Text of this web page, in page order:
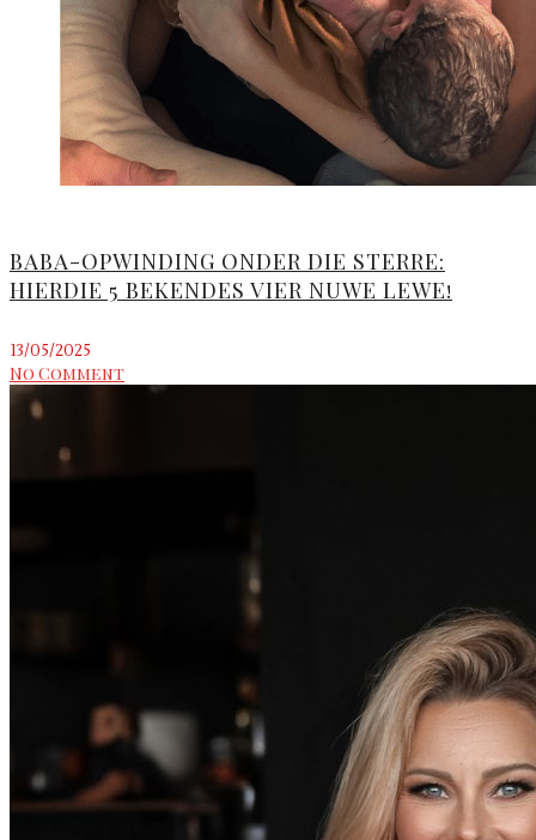
BABA-OPWINDING ONDER DIE STERRE:
HIERDIE 5 BEKENDES VIER NUWE LEWE!
13/05/2025
No Comment